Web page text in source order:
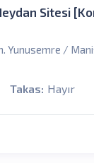
Sitesi
Yunusemre /
Takas: Hayır